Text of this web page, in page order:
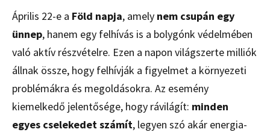
Április 22-e a Föld napja, amely nem csupán egy
ünnep, hanem egy felhívás is a bolygónk védelmében
való aktív részvételre. Ezen a napon világszerte milliók
állnak össze, hogy felhívják a figyelmet a környezeti
problémákra és megoldásokra. Az esemény
kiemelkedő jelentősége, hogy rávilágít: minden
egyes cselekedet számít, legyen szó akár energia-